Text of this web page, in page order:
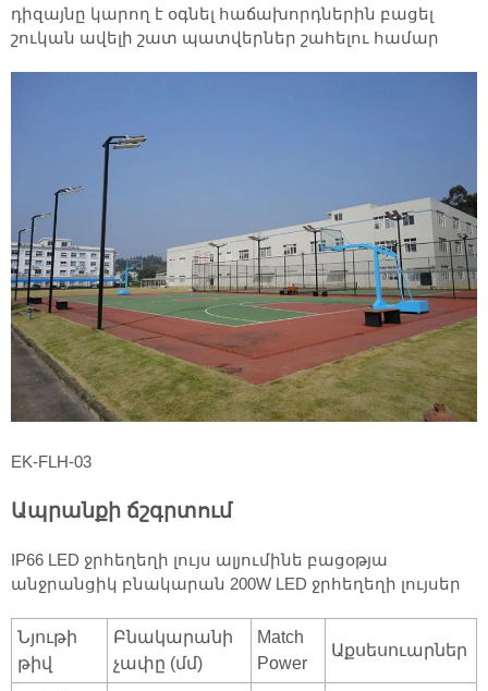
դիզայնը կարող է օգնել հաճախորդներին բացել
շուկան ավելի շատ պատվերներ շահելու համար
EK-FLH-03
Ապրանքի ճշգրտում
IP66 LED ջրհեղեղի լույս ալյումինե բացօթյա
անջրանցիկ բնակարան 200W LED ջրհեղեղի լույսեր
Նյութի
թիվ
Բնակարանի
չափը (մմ)
Match
Power
Աքսեսուարներ